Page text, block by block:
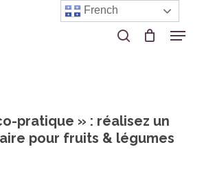
search Menu
pratique » : réalisez un
pour fruits & légumes
Close
French